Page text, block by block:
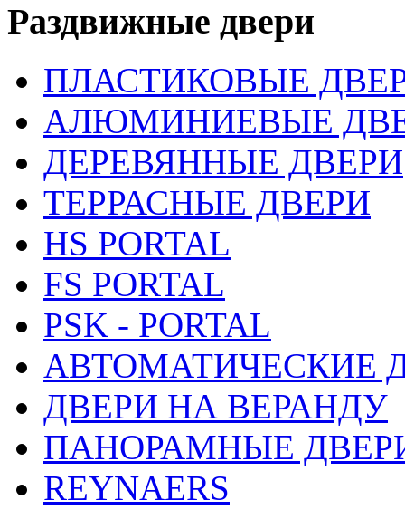
Раздвижные двери
ПЛАСТИКОВЫЕ
АЛЮМИНИЕВЫЕ
ДЕРЕВЯННЫЕ ДВЕРИ
ТЕРРАСНЫЕ ДВЕРИ
HS PORTAL
FS PORTAL
PSK - PORTAL
АВТОМАТИЧЕСКИЕ
ДВЕРИ НА ВЕРАНДУ
ПАНОРАМНЫЕ
REYNAERS